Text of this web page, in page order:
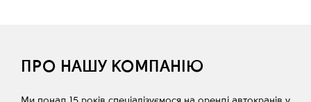
ПРО НАШУ КОМПАНІЮ